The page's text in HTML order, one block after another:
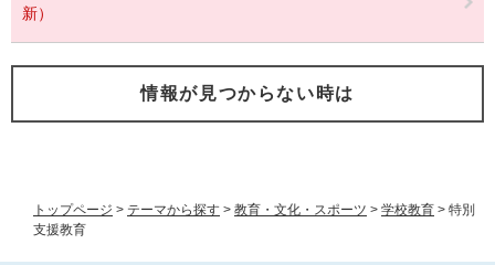
トップページ > テーマから探す > 教育・文化・スポーツ > 学校教育 > 特別
支援教育
新）
情報が見つからない時は